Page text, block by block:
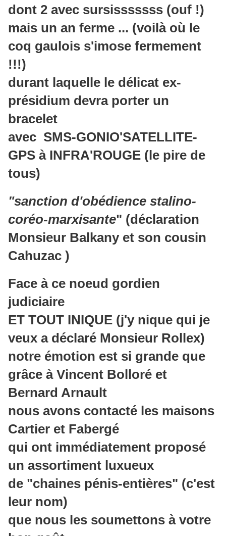
dont 2 avec sursisssssss (ouf !)
mais un an ferme ... (voilà où le
coq gaulois s'imose fermement
!!!)
durant laquelle le délicat ex-
présidium devra porter un
bracelet
avec SMS-GONIO'SATELLITE-
GPS à INFRA'ROUGE (le pire de
tous)
"sanction d'obédience stalino-
coréo-marxisante" (déclaration
Monsieur Balkany et son cousin
Cahuzac )
Face à ce noeud gordien
judiciaire
ET TOUT INIQUE (j'y nique qui je
veux a déclaré Monsieur Rollex)
notre émotion est si grande que
grâce à Vincent Bolloré et
Bernard Arnault
nous avons contacté les maisons
Cartier et Fabergé
qui ont immédiatement proposé
un assortiment luxueux
de "chaines pénis-entières" (c'est
leur nom)
que nous les soumettons à votre